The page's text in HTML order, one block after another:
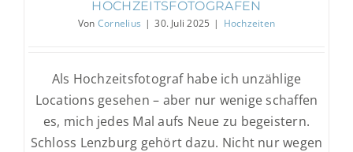
HOCHZEITSFOTOGRAFEN
Von Cornelius | 30. Juli 2025 | Hochzeiten
Als Hochzeitsfotograf habe ich unzählige
Locations gesehen – aber nur wenige schaffen
es, mich jedes Mal aufs Neue zu begeistern.
Schloss Lenzburg gehört dazu. Nicht nur wegen